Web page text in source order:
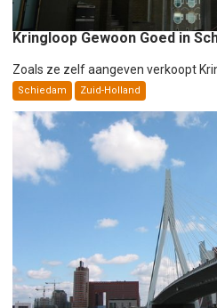
Kringloop Gewoon Goed in
Zoals ze zelf aangeven verkoopt
Schiedam Zuid-Holland